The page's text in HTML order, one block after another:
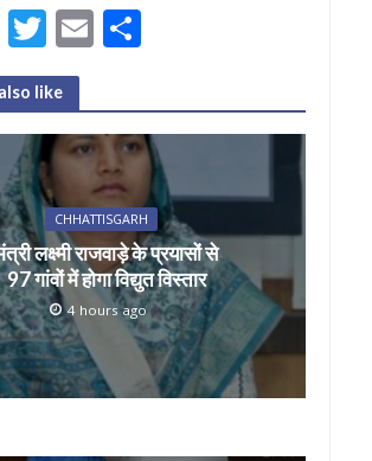
T
w
itt
er
E
ai
l
S
ar
e
like
CHHATTISGARH
लक्ष्मी राजवाड़े के प्रयासों से
97 गांवों में होगा विद्युत विस्तार
4 hours ago